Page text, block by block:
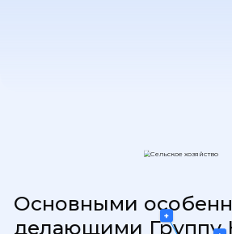
Основными
делающими Группу
+